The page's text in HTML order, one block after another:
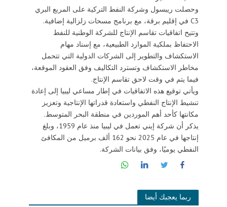
وحصلت ريبسول وشركة النفط التركية على المربع البري
C3 في إقليم برقة، مع برنامج مسحات زلزالية إضافية.
وتتيح اتفاقيات تقاسم الإنتاج للشركة الوطنية للنفط
الاحتفاظ بملكية الموارد الطبيعية، مع إسناد مهام
الاستكشاف والتطوير إلى الشركات الدولية التي تتحمل
مخاطر الاستكشاف وتسترد التكاليف وفق العقود الموقعة،
فيما يتم في وقت لاحق تقاسم الإنتاج.
ويأتي توقيع هذه الاتفاقيات في إطار مساعي ليبيا إلى إعادة
تنشيط الإنتاج النفطي واستعادة قدراتها الإنتاجية وتعزيز
مكانتها كأحد أهم الموردين في منطقة البحر المتوسط.
يذكر أن شركة إيني تعمل في ليبيا منذ عام 1959، وبلغ
إنتاجها في عام 2025 نحو 162 ألف برميل من المكافئ
النفطي يوميًا، وفق بيانات الشركة.
ربما يعجبك أيضا